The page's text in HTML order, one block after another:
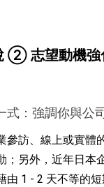
② 志望動機強
式：強調你與公
參訪、線上或實體
；另外，近年日本
由 1 - 2 天不等的